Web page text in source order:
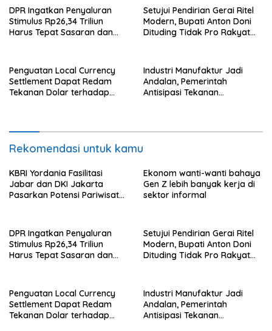
DPR Ingatkan Penyaluran
Stimulus Rp26,34 Triliun
Harus Tepat Sasaran dan
Setujui Pendirian Gerai Ritel
Modern, Bupati Anton Doni
Dituding Tidak Pro Rakyat
Penguatan Local Currency
Settlement Dapat Redam
Tekanan Dolar terhadap
Industri Manufaktur Jadi
Andalan, Pemerintah
Antisipasi Tekanan
Rekomendasi untuk kamu
KBRI Yordania Fasilitasi
Jabar dan DKI Jakarta
Pasarkan Potensi Pariwisata
Ekonom wanti-wanti bahaya
Gen Z lebih banyak kerja di
sektor informal
DPR Ingatkan Penyaluran
Stimulus Rp26,34 Triliun
Harus Tepat Sasaran dan
Setujui Pendirian Gerai Ritel
Modern, Bupati Anton Doni
Dituding Tidak Pro Rakyat
Penguatan Local Currency
Settlement Dapat Redam
Tekanan Dolar terhadap
Industri Manufaktur Jadi
Andalan, Pemerintah
Antisipasi Tekanan